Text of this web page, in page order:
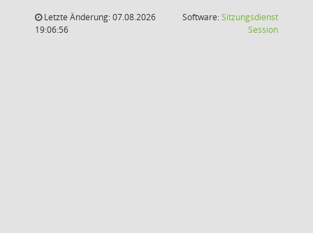
Letzte Änderung: 07.08.2026
19:06:56
Software:Sitzungsdienst
Session(Wird in